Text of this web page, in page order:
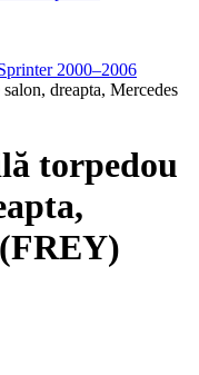
2000–2006
dreapta, Mercedes
torpedou